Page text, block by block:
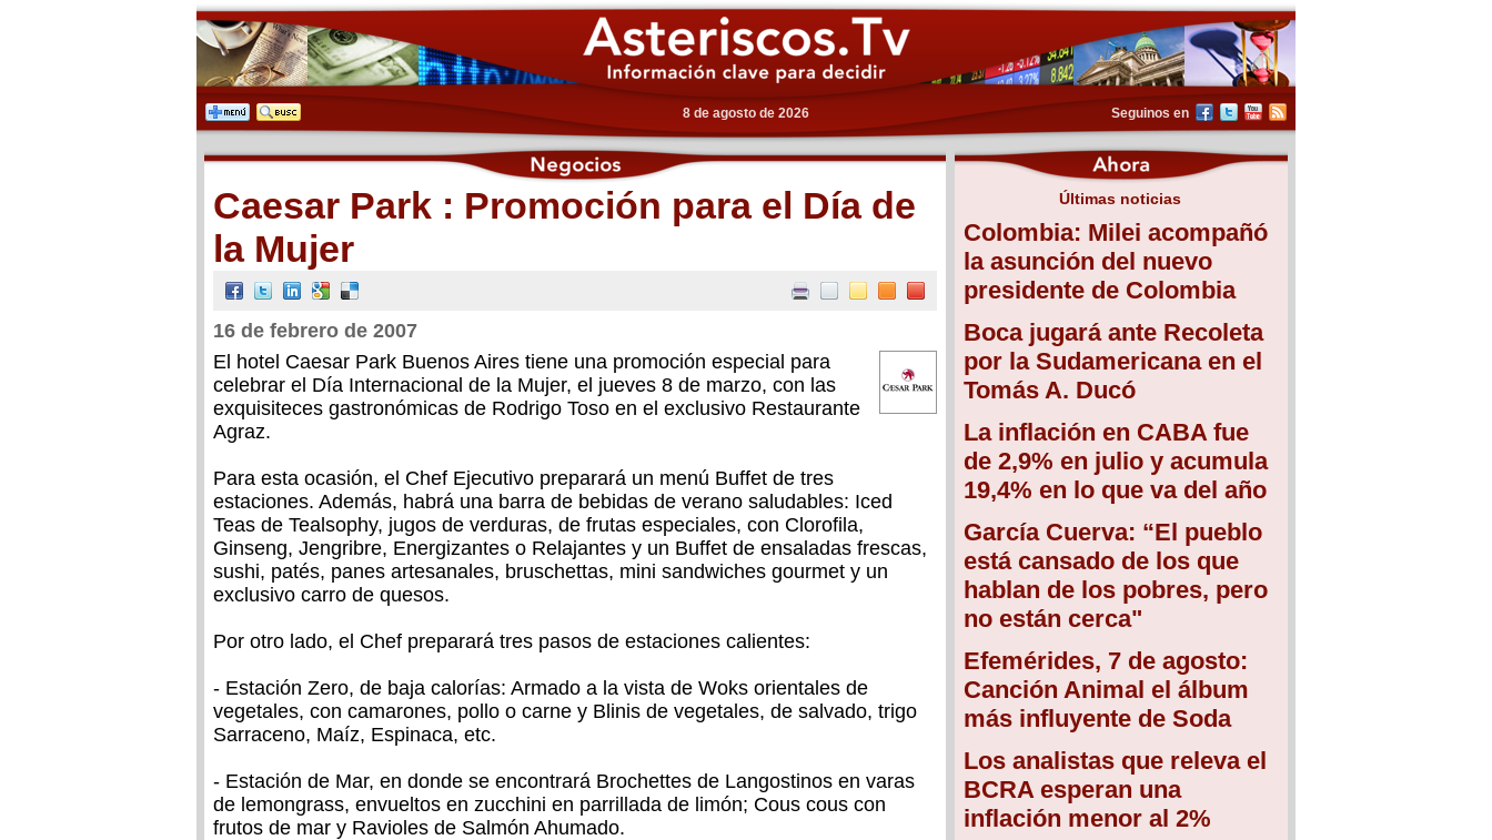
8 de agosto de 2026 Seguinos en
Últimas noticias
Colombia: Milei acompañó
la asunción del nuevo
presidente de Colombia
Boca jugará ante Recoleta
por la Sudamericana en el
Tomás A. Ducó
La inflación en CABA fue
de 2,9% en julio y acumula
19,4% en lo que va del año
García Cuerva: “El pueblo
está cansado de los que
hablan de los pobres, pero
no están cerca"
Efemérides, 7 de agosto:
Canción Animal el álbum
más influyente de Soda
Los analistas que releva el
BCRA esperan una
inflación menor al 2%
Caesar Park : Promoción para el Día de
la Mujer
16 de febrero de 2007
El hotel Caesar Park Buenos Aires tiene una promoción especial para
celebrar el Día Internacional de la Mujer, el jueves 8 de marzo, con las
exquisiteces gastronómicas de Rodrigo Toso en el exclusivo Restaurante
Agraz.
Para esta ocasión, el Chef Ejecutivo preparará un menú Buffet de tres
estaciones. Además, habrá una barra de bebidas de verano saludables: Iced
Teas de Tealsophy, jugos de verduras, de frutas especiales, con Clorofila,
Ginseng, Jengribre, Energizantes o Relajantes y un Buffet de ensaladas frescas,
sushi, patés, panes artesanales, bruschettas, mini sandwiches gourmet y un
exclusivo carro de quesos.
Por otro lado, el Chef preparará tres pasos de estaciones calientes:
- Estación Zero, de baja calorías: Armado a la vista de Woks orientales de
vegetales, con camarones, pollo o carne y Blinis de vegetales, de salvado, trigo
Sarraceno, Maíz, Espinaca, etc.
- Estación de Mar, en donde se encontrará Brochettes de Langostinos en varas
de lemongrass, envueltos en zucchini en parrillada de limón; Cous cous con
frutos de mar y Ravioles de Salmón Ahumado.